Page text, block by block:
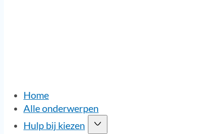
Home
Alle onderwerpen
Hulp bij kiezen